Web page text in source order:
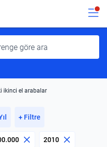
ikinci el arabalar
+ Filtre
2010